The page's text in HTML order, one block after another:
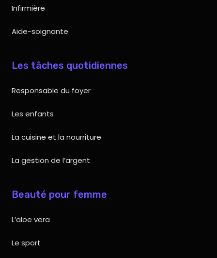
Infirmière
Aide-soignante
Les tâches quotidiennes
Responsable du foyer
Les enfants
La cuisine et la nourriture
La gestion de l’argent
Beauté pour femme
L’aloe vera
Le sport